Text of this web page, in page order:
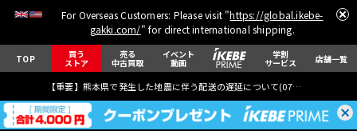
For Overseas Customers: Please visit "https://global.ikebe-
gakki.com/" for direct international shipping.
TOP 買う
ストア
売る
中古買取
イベント
動画
学割
サービス 店舗一覧
【重要】熊本県で発生した地震に伴う配送の遅延について(07月29日